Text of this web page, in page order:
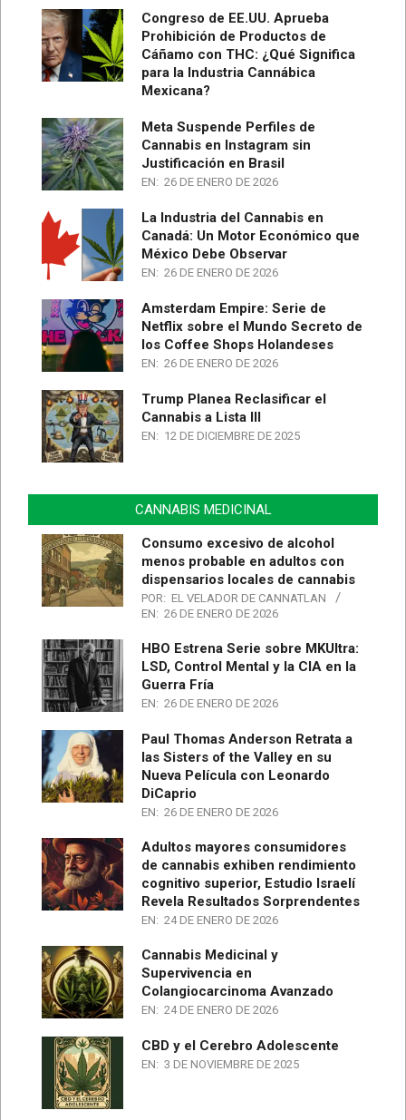
Congreso de EE.UU. Aprueba
Prohibición de Productos de
Cáñamo con THC: ¿Qué Significa
para la Industria Cannábica
Mexicana?
Meta Suspende Perfiles de
Cannabis en Instagram sin
Justificación en Brasil
EN: 26 DE ENERO DE 2026
La Industria del Cannabis en
Canadá: Un Motor Económico que
México Debe Observar
EN: 26 DE ENERO DE 2026
Amsterdam Empire: Serie de
Netflix sobre el Mundo Secreto de
los Coffee Shops Holandeses
EN: 26 DE ENERO DE 2026
Trump Planea Reclasificar el
Cannabis a Lista III
EN: 12 DE DICIEMBRE DE 2025
CANNABIS MEDICINAL
Consumo excesivo de alcohol
menos probable en adultos con
dispensarios locales de cannabis
POR: EL VELADOR DE CANNATLAN
EN: 26 DE ENERO DE 2026
HBO Estrena Serie sobre MKUltra:
LSD, Control Mental y la CIA en la
Guerra Fría
EN: 26 DE ENERO DE 2026
Paul Thomas Anderson Retrata a
las Sisters of the Valley en su
Nueva Película con Leonardo
DiCaprio
EN: 26 DE ENERO DE 2026
Adultos mayores consumidores
de cannabis exhiben rendimiento
cognitivo superior, Estudio Israelí
Revela Resultados Sorprendentes
EN: 24 DE ENERO DE 2026
Cannabis Medicinal y
Supervivencia en
Colangiocarcinoma Avanzado
EN: 24 DE ENERO DE 2026
CBD y el Cerebro Adolescente
EN: 3 DE NOVIEMBRE DE 2025